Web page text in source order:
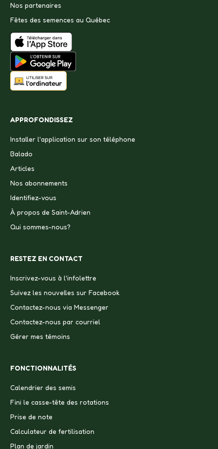
Nos partenaires
Fêtes des semences au Québec
APPROFONDISSEZ
Installer l'application sur son téléphone
Balado
Articles
Nos abonnements
Identifiez-vous
À propos de Saint-Adrien
Qui sommes-nous?
RESTEZ EN CONTACT
Inscrivez-vous à l'infolettre
Suivez les nouvelles sur Facebook
Contactez-nous via Messenger
Contactez-nous par courriel
Gérer mes témoins
FONCTIONNALITÉS
Calendrier des semis
Fini le casse-tête des rotations
Prise de note
Calculateur de fertilisation
Plan de jardin